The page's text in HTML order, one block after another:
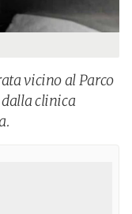
vicino al Parco
dalla clinica